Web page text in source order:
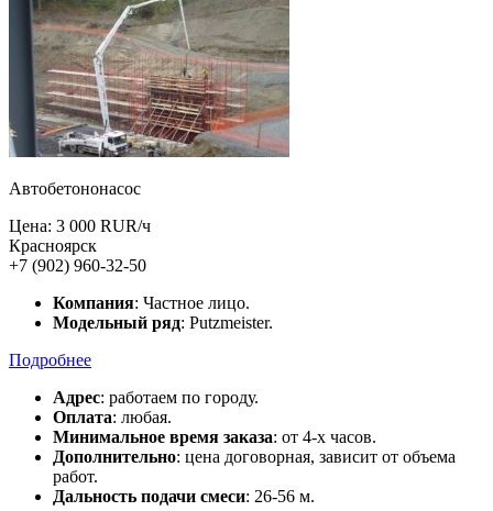
Автобетононасос
Цена: 3 000 RUR/ч
Красноярск
+7 (902) 960-32-50
Компания: Частное лицо.
Модельный ряд: Putzmeister.
Подробнее
Адрес: работаем по городу.
Оплата: любая.
Минимальное время заказа: от 4-х часов.
Дополнительно: цена договорная, зависит от объема
работ.
Дальность подачи смеси: 26-56 м.